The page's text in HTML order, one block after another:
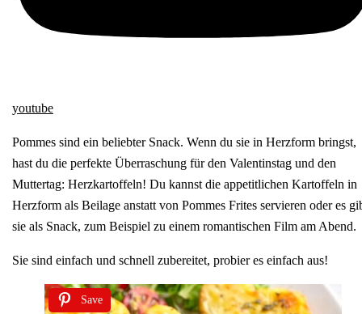
youtube
Pommes sind ein beliebter Snack. Wenn du sie in Herzform bringst,
hast du die perfekte Überraschung für den Valentinstag und den
Muttertag: Herzkartoffeln! Du kannst die appetitlichen Kartoffeln in
Herzform als Beilage anstatt von Pommes Frites servieren oder es
sie als Snack, zum Beispiel zu einem romantischen Film am Abend.
Sie sind einfach und schnell zubereitet, probier es einfach aus!
Save